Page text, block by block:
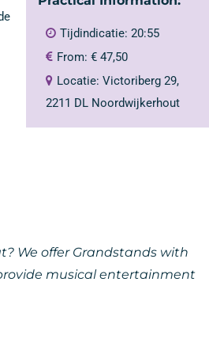
Tijdindicatie: 20:55
From: €47,50
Locatie: Victoriberg 29,
2211 DL Noordwijkerhout
We offer Grandstands with
musical entertainment